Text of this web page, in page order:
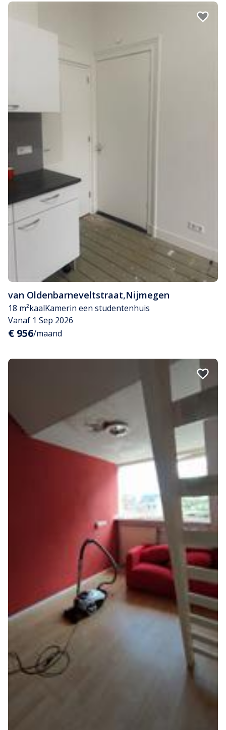
van Oldenbarneveltstraat,Nijmegen
18 m²kaalKamerin een studentenhuis
Vanaf 1 Sep 2026
€ 956/maand